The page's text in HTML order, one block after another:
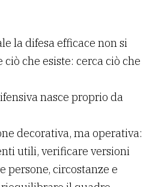
la difesa efficace non si
che esiste: cerca ciò che
nasce proprio da
decorativa, ma operativa:
utili, verificare versioni
persone, circostanze e